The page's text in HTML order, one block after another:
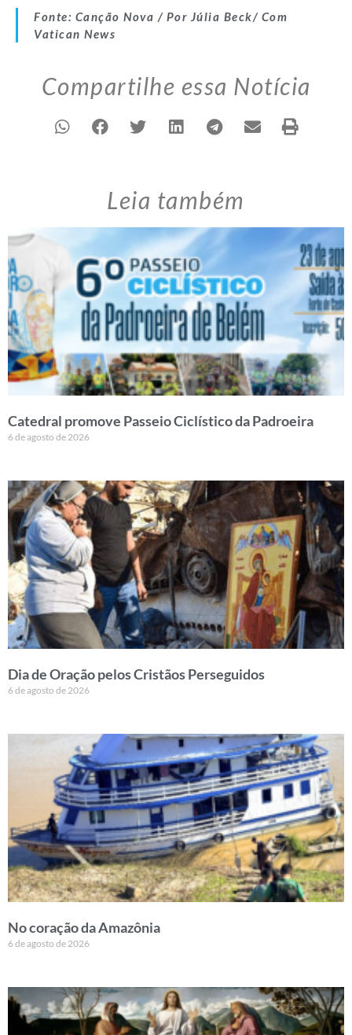
Fonte: Canção Nova / Por Júlia Beck/ Com
Vatican News
Compartilhe essa Notícia
Leia também
Catedral promove Passeio Ciclístico da Padroeira
6 de agosto de 2026
Dia de Oração pelos Cristãos Perseguidos
6 de agosto de 2026
No coração da Amazônia
6 de agosto de 2026